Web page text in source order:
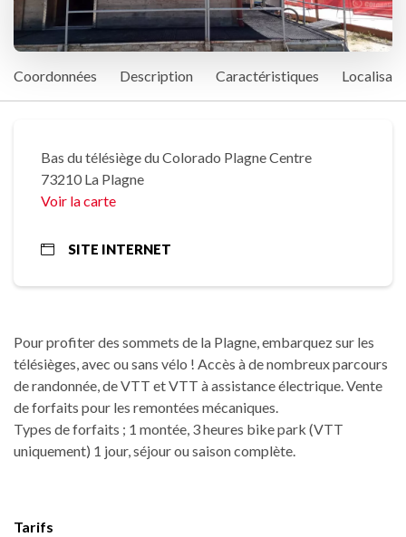
Coordonnées Description Caractéristiques
Bas du télésiège du Colorado Plagne Centre
73210 La Plagne
Voir la carte
SITE INTERNET
Pour profiter des sommets de la Plagne, embarquez sur les
télésièges, avec ou sans vélo ! Accès à de nombreux parcours
de randonnée, de VTT et VTT à assistance électrique. Vente
de forfaits pour les remontées mécaniques.
Types de forfaits ; 1 montée, 3 heures bike park (VTT
uniquement) 1 jour, séjour ou saison complète.
Tarifs